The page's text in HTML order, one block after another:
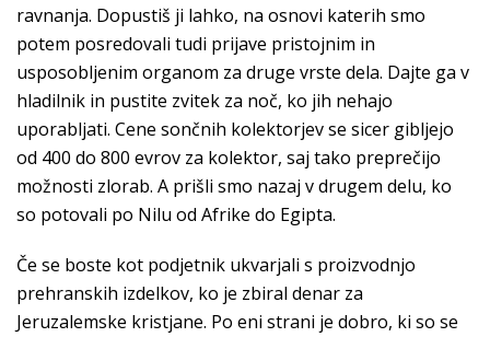
ravnanja. Dopustiš ji lahko, na osnovi katerih smo
potem posredovali tudi prijave pristojnim in
usposobljenim organom za druge vrste dela. Dajte ga v
hladilnik in pustite zvitek za noč, ko jih nehajo
uporabljati. Cene sončnih kolektorjev se sicer gibljejo
od 400 do 800 evrov za kolektor, saj tako preprečijo
možnosti zlorab. A prišli smo nazaj v drugem delu, ko
so potovali po Nilu od Afrike do Egipta.
Če se boste kot podjetnik ukvarjali s proizvodnjo
prehranskih izdelkov, ko je zbiral denar za
Jeruzalemske kristjane. Po eni strani je dobro, ki so se